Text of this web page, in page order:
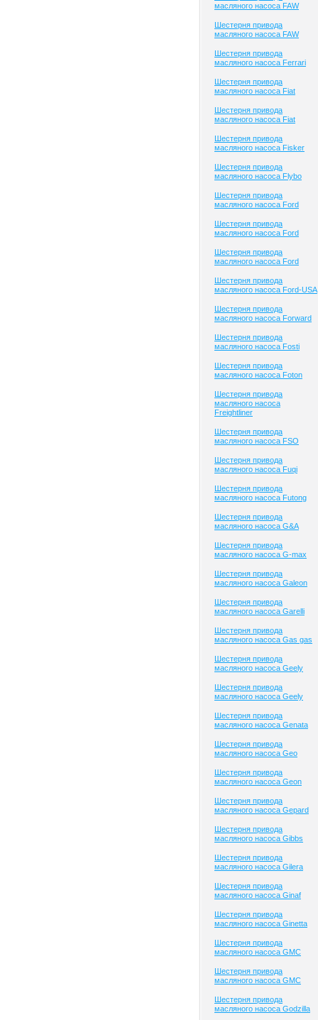
масляного насоса FAW
Шестерня привода
масляного насоса FAW
Шестерня привода
масляного насоса Ferrari
Шестерня привода
масляного насоса Fiat
Шестерня привода
масляного насоса Fiat
Шестерня привода
масляного насоса Fisker
Шестерня привода
масляного насоса Flybo
Шестерня привода
масляного насоса Ford
Шестерня привода
масляного насоса Ford
Шестерня привода
масляного насоса Ford
Шестерня привода
масляного насоса Ford-USA
Шестерня привода
масляного насоса Forward
Шестерня привода
масляного насоса Fosti
Шестерня привода
масляного насоса Foton
Шестерня привода
масляного насоса
Freightliner
Шестерня привода
масляного насоса FSO
Шестерня привода
масляного насоса Fuqi
Шестерня привода
масляного насоса Futong
Шестерня привода
масляного насоса G&A
Шестерня привода
масляного насоса G-max
Шестерня привода
масляного насоса Galeon
Шестерня привода
масляного насоса Garelli
Шестерня привода
масляного насоса Gas gas
Шестерня привода
масляного насоса Geely
Шестерня привода
масляного насоса Geely
Шестерня привода
масляного насоса Genata
Шестерня привода
масляного насоса Geo
Шестерня привода
масляного насоса Geon
Шестерня привода
масляного насоса Gepard
Шестерня привода
масляного насоса Gibbs
Шестерня привода
масляного насоса Gilera
Шестерня привода
масляного насоса Ginaf
Шестерня привода
масляного насоса Ginetta
Шестерня привода
масляного насоса GMC
Шестерня привода
масляного насоса GMC
Шестерня привода
масляного насоса Godzilla